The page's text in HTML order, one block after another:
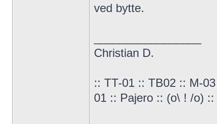
ved bytte.
Christian D.
:: TT-01 :: TB02 :: M-
01 :: Pajero :: (o\ ! /o) ::